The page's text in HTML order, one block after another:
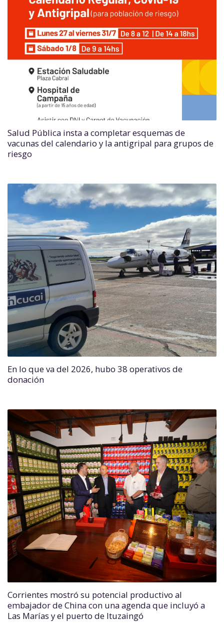
Salud Pública insta a completar esquemas de
vacunas del calendario y la antigripal para grupos de
riesgo
En lo que va del 2026, hubo 38 operativos de
donación
Corrientes mostró su potencial productivo al
embajador de China con una agenda que incluyó a
Las Marías y el puerto de Ituzaingó